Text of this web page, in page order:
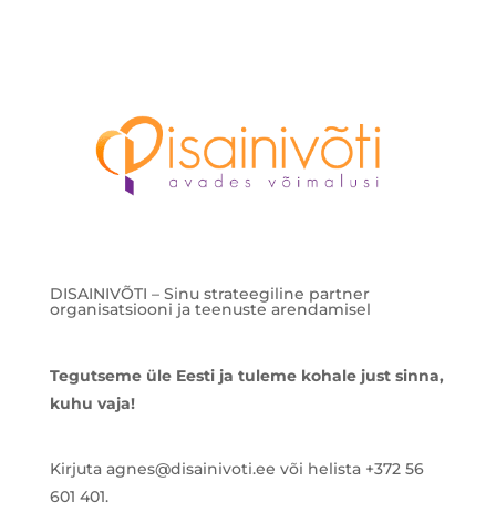
DISAINIVÕTI – Sinu strateegiline partner
organisatsiooni ja teenuste arendamisel
Tegutseme üle Eesti ja tuleme kohale just sinna,
kuhu vaja!
Kirjuta agnes@disainivoti.ee või helista +372 56
601 401.